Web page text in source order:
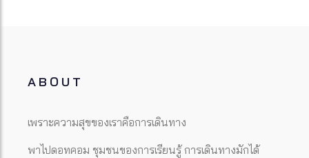
ABOUT
เพราะความสุขของเราคือการเดินทาง
พาไปดอทคอม ชุมชนของการเรียนรู้ การเดินทางมักได้